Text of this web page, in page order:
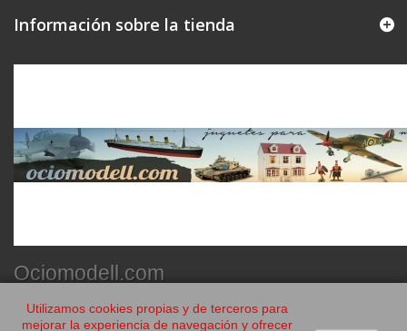
Información sobre la tienda
Ociomodell.com
Utilizamos cookies propias y de terceros para
mejorar la experiencia de navegación y ofrecer